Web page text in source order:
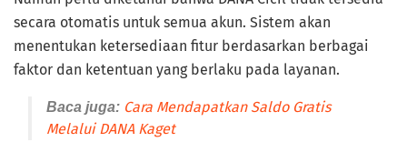
secara otomatis untuk semua akun. Sistem akan
menentukan ketersediaan fitur berdasarkan berbagai
faktor dan ketentuan yang berlaku pada layanan.
Baca juga: Cara Mendapatkan Saldo Gratis
Melalui DANA Kaget